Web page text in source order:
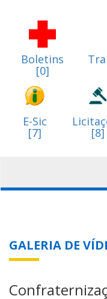
Boletins
[0]
E-Sic
[7] [8]
GALERIA DE